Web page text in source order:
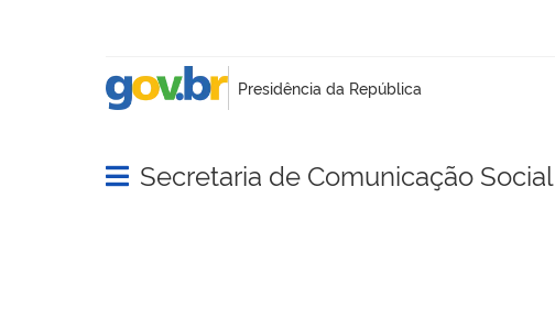
Abrir menu principal de navegação
Secretaria de Comunicação Social